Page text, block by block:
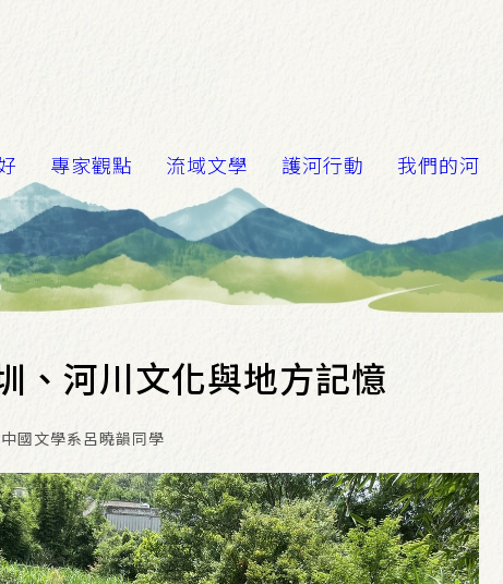
專家觀點 流域文學 護河行動 我們的河
、河川文化與地方記憶
國文學系呂曉韻同學